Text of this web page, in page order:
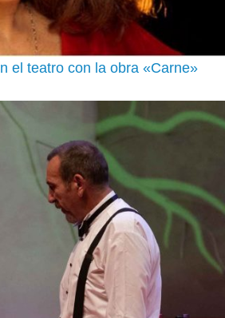
el teatro con la obra «Carne»